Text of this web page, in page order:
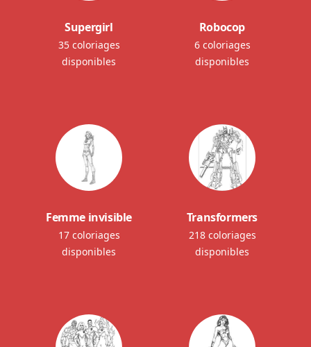
Supergirl
35 coloriages
disponibles
Robocop
6 coloriages
disponibles
Femme invisible
17 coloriages
disponibles
Transformers
218 coloriages
disponibles